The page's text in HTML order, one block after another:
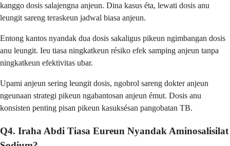
kanggo dosis salajengna anjeun. Dina kasus éta, lewati dosis anu
leungit sareng teraskeun jadwal biasa anjeun.
Entong kantos nyandak dua dosis sakaligus pikeun ngimbangan dosis
anu leungit. Ieu tiasa ningkatkeun résiko efek samping anjeun tanpa
ningkatkeun efektivitas ubar.
Upami anjeun sering leungit dosis, ngobrol sareng dokter anjeun
ngeunaan strategi pikeun ngabantosan anjeun émut. Dosis anu
konsisten penting pisan pikeun kasuksésan pangobatan TB.
Q4. Iraha Abdi Tiasa Eureun Nyandak Aminosalisilat